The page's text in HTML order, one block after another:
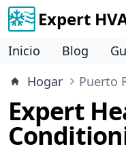
Expert
Inicio Blog
Hogar
Puerto
Expert